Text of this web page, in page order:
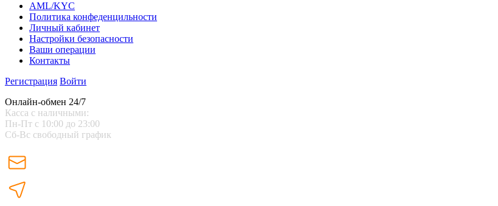
AML/KYC
Политика конфеденцильности
Личный кабинет
Настройки безопасности
Ваши операции
Контакты
Регистрация Войти
Онлайн-обмен 24/7
Касса с наличными:
Пн-Пт с 10:00 до 23:00
Сб-Вс свободный график